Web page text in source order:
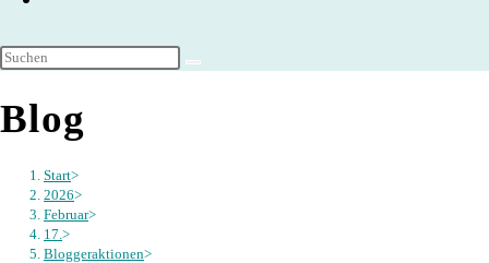
umschalten
Blog
Start>
2026>
Februar>
17. >
Bloggeraktionen>